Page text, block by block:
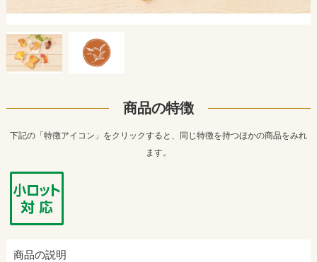
商品の特徴
下記の「特徴アイコン」をクリックすると、同じ特徴を持つほかの商品をみれ
ます。
商品の説明